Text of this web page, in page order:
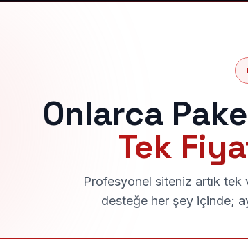
Onlarca
Tek
Profesyonel siteniz artık
desteğe her şey içinde;